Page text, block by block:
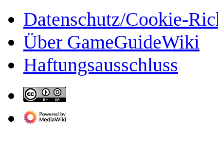
Datenschutz/Cookie-
Über GameGuideWiki
Haftungsausschluss